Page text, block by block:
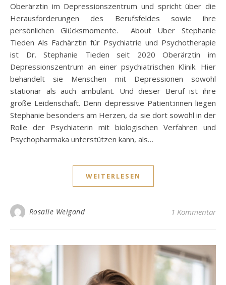
Oberärztin im Depressionszentrum und spricht über die
Herausforderungen des Berufsfeldes sowie ihre
persönlichen Glücksmomente. About Über Stephanie
Tieden Als Fachärztin für Psychiatrie und Psychotherapie
ist Dr. Stephanie Tieden seit 2020 Oberärztin im
Depressionszentrum an einer psychiatrischen Klinik. Hier
behandelt sie Menschen mit Depressionen sowohl
stationär als auch ambulant. Und dieser Beruf ist ihre
große Leidenschaft. Denn depressive Patient:innen liegen
Stephanie besonders am Herzen, da sie dort sowohl in der
Rolle der Psychiaterin mit biologischen Verfahren und
Psychopharmaka unterstützen kann, als…
WEITERLESEN
Rosalie Weigand 1 Kommentar